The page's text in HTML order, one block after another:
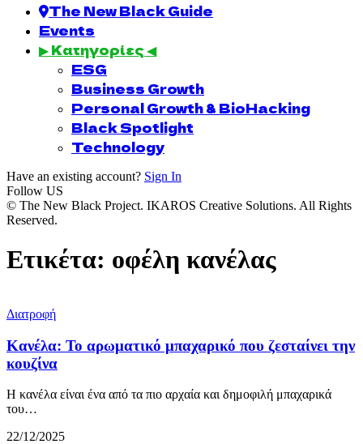
The New Black Guide
Events
▶ Κατηγορίες ◀
ESG
Business Growth
Personal Growth & BioHacking
Black Spotlight
Technology
Have an existing account? Sign In
Follow US
© The New Black Project. IKAROS Creative Solutions. All Rights
Reserved.
Ετικέτα: οφέλη κανέλας
Διατροφή
Κανέλα: Το αρωματικό μπαχαρικό που ζεσταίνει την
κουζίνα
Η κανέλα είναι ένα από τα πιο αρχαία και δημοφιλή μπαχαρικά
του…
22/12/2025